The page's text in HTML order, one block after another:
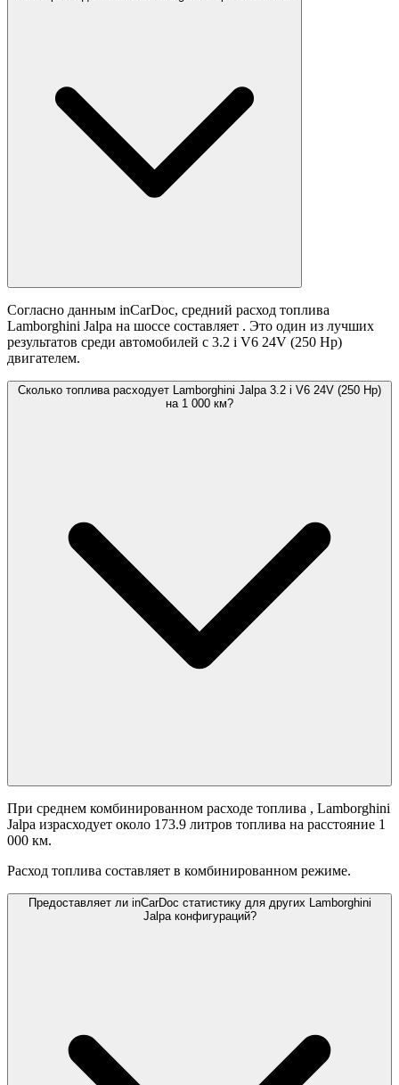
Согласно данным inCarDoc, средний расход топлива
Lamborghini Jalpa на шоссе составляет . Это один из лучших
результатов среди автомобилей с 3.2 i V6 24V (250 Hp)
двигателем.
Сколько топлива расходует Lamborghini Jalpa 3.2 i V6 24V (250 Hp)
на 1 000 км?
При среднем комбинированном расходе топлива , Lamborghini
Jalpa израсходует около 173.9 литров топлива на расстояние 1
000 км.
Расход топлива составляет в комбинированном режиме.
Предоставляет ли inCarDoc статистику для других Lamborghini
Jalpa конфигураций?